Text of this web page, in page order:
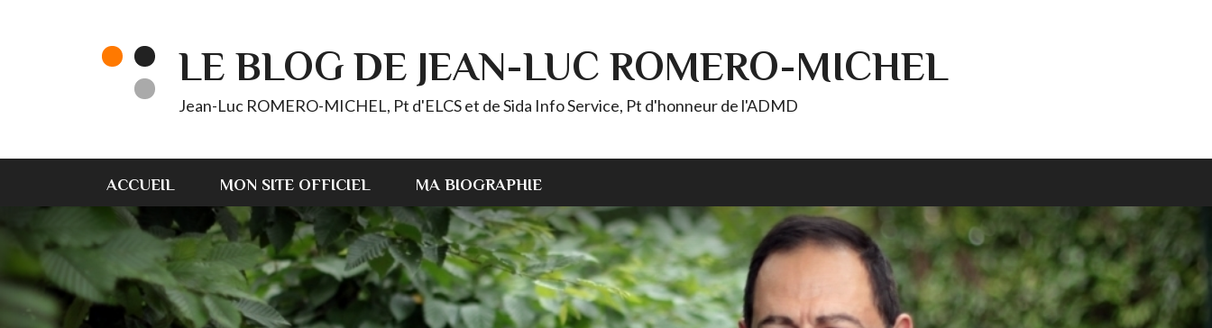
LE BLOG DE JEAN-LUC ROMERO-MICHEL
Jean-Luc ROMERO-MICHEL, Pt d'ELCS et de Sida Info Service, Pt d'honneur de l'ADMD
ACCUEIL MON SITE OFFICIEL MA BIOGRAPHIE